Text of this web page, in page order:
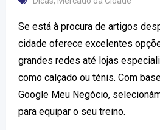
Se está à procura de artigos
cidade oferece excelentes
grandes redes até lojas
como calçado ou ténis. Com
Google Meu Negócio,
para equipar o seu treino.